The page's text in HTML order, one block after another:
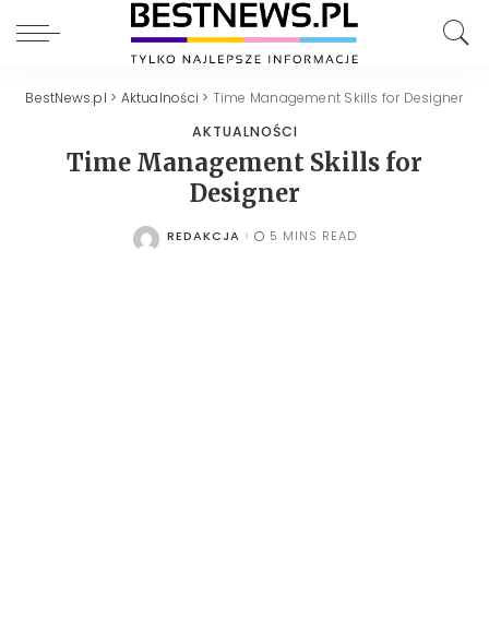
BestNews.pl > Aktualności > Time Management Skills for Designer
AKTUALNOŚCI
Time Management Skills for
Designer
POSTED
REDAKCJA 5 MINS READ